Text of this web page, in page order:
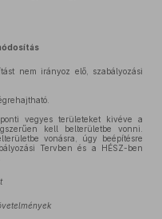
nem irányoz elő, szabályozási
vegyes területeket kivéve a
kell belterületbe vonni.
vonásra, úgy beépítésre
Tervben és a HÉSZ-ben